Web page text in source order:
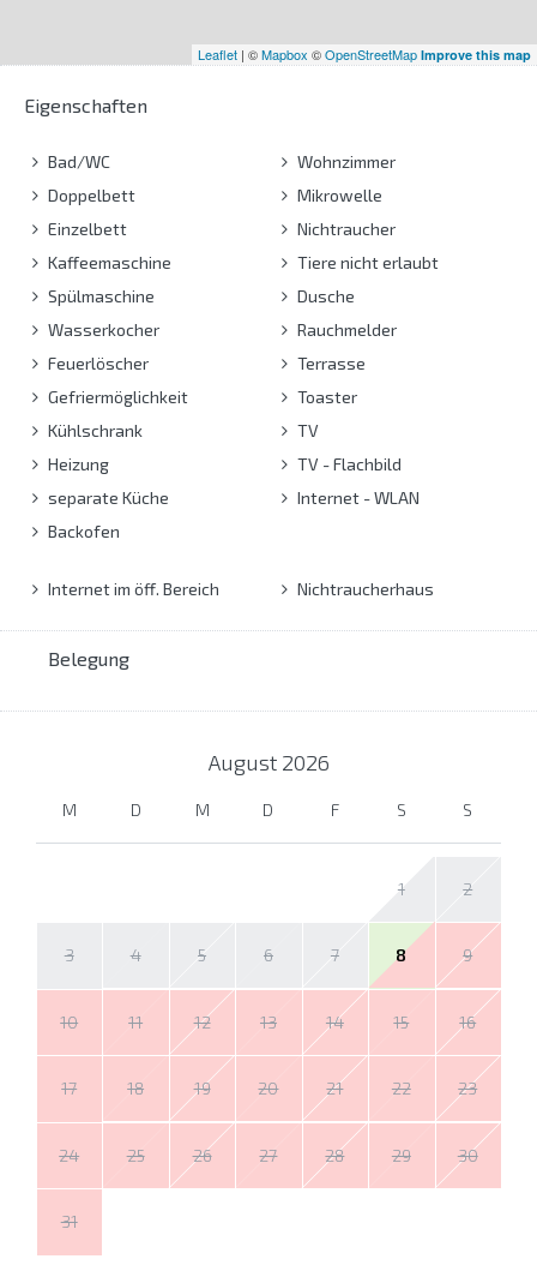
Leaflet | ©Mapbox ©OpenStreetMap Improve this map
Eigenschaften
Bad/WC
Doppelbett
Einzelbett
Kaffeemaschine
Spülmaschine
Wasserkocher
Feuerlöscher
Gefriermöglichkeit
Kühlschrank
Heizung
separate Küche
Backofen
Wohnzimmer
Mikrowelle
Nichtraucher
Tiere nicht erlaubt
Dusche
Rauchmelder
Terrasse
Toaster
TV
TV - Flachbild
Internet - WLAN
Internet im öff. Bereich Nichtraucherhaus
Belegung
August 2026
M D M D F S S
1 2
3 4 5 6 7 8 9
10 11 12 13 14 15 16
17 18 19 20 21 22 23
24 25 26 27 28 29 30
31